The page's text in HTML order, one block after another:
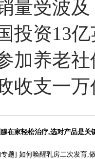
量受波
投资13
加养老
收支一
在家轻松治疗,选对产品是关
题] 如何唤醒乳房二次发育,